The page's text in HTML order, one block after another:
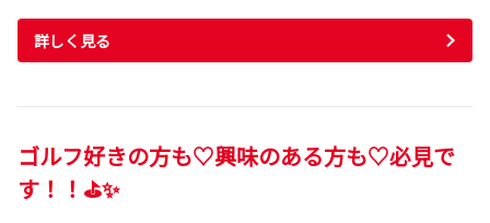
詳しく見る
ゴルフ好きの方も♡興味のある方も♡必見で
す！！⛳✨